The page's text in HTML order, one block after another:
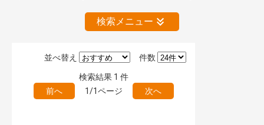
検索メニュー
絞り込みの解除
件数
並べ替え
検索結果 1 件
前へ
1/1ページ 次へ